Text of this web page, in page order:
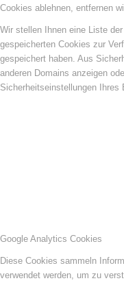
Cookies ablehnen, entfernen
Wir stellen Ihnen eine Liste
gespeicherten Cookies zur
gespeichert haben. Aus
anderen Domains anzeigen
Sicherheitseinstellungen Ihres
Google Analytics Cookies
Diese Cookies sammeln
verwendet werden, um zu